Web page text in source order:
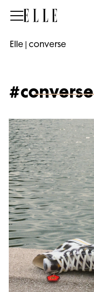
Elle
Elle converse
#converse